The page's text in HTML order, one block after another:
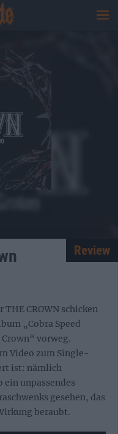
Review
CROWN schicken
„Cobra Speed
vorweg.
Video zum Single-
ist: nämlich
ein unpassendes
gesehen, das
beraubt.